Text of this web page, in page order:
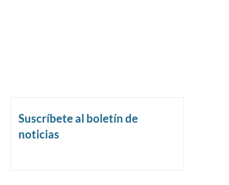
Suscríbete al boletín de
noticias